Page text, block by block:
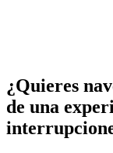
¿Quieres
de una